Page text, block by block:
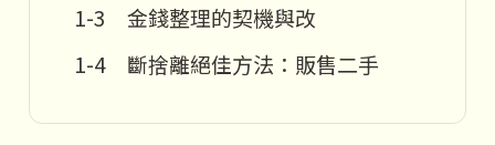
1-3 金錢整理的契機與改
1-4 斷捨離絕佳方法：販售二手